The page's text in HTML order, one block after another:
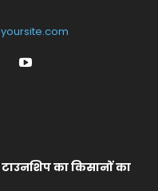
का किसानों का